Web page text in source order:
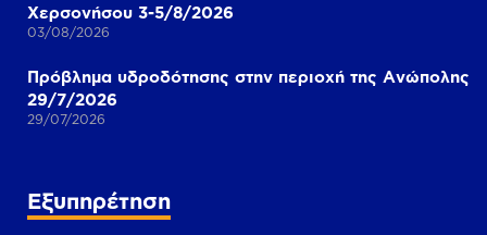
Χερσονήσου 3-5/8/2026
03/08/2026
Πρόβλημα υδροδότησης στην περιοχή της Ανώπολης
29/7/2026
29/07/2026
Εξυπηρέτηση